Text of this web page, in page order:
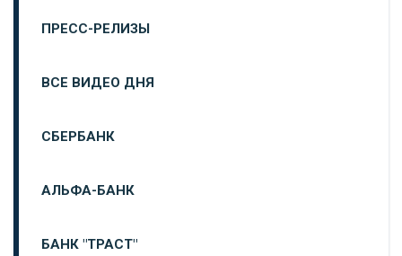
ПРЕСС-РЕЛИЗЫ
ВСЕ ВИДЕО ДНЯ
СБЕРБАНК
АЛЬФА-БАНК
БАНК "ТРАСТ"